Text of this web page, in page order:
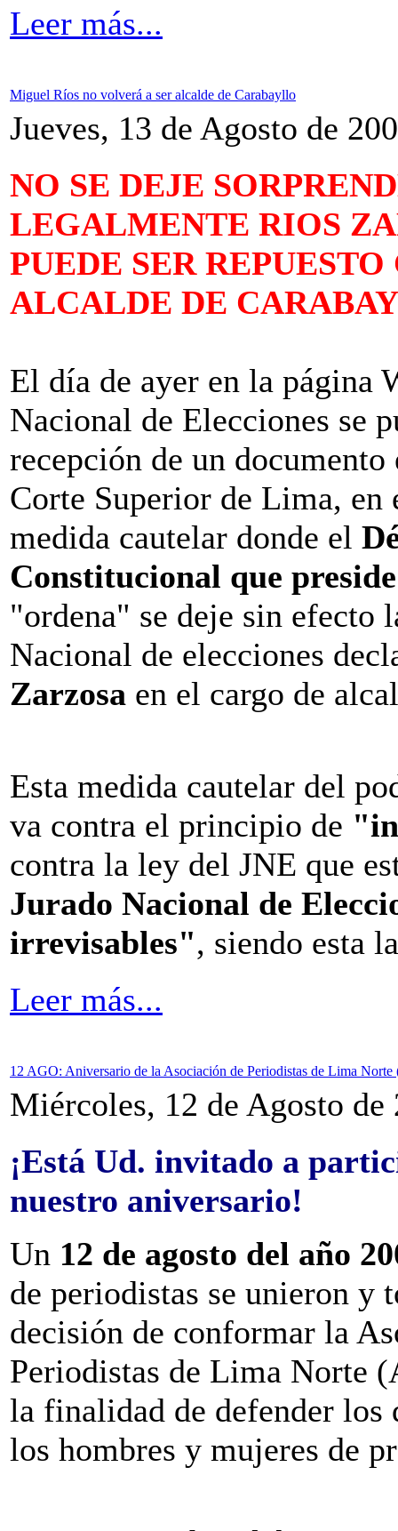
Leer más...
Miguel Ríos no volverá a ser alcalde de Carabayllo
Jueves, 13 de Agosto de
NO SE DEJE
LEGALMENTE RIOS
PUEDE SER
ALCALDE DE
El día de ayer en la página
Nacional de Elecciones se
recepción de un
Corte Superior de Lima, en
medida cautelar donde el
Constitucional que
"ordena" se deje sin efecto
Nacional de elecciones
Zarzosa en el cargo de
Esta medida cautelar del
va contra el principio de
contra la ley del JNE que
Jurado Nacional de
irrevisables", siendo esta
Leer más...
12 AGO: Aniversario de la Asociación de Periodistas de Lima
Miércoles, 12 de Agosto de
¡Está Ud. invitado a
nuestro aniversario!
Un 12 de agosto del año
de periodistas se unieron y
decisión de conformar la
Periodistas de Lima Norte
la finalidad de defender los
los hombres y mujeres de